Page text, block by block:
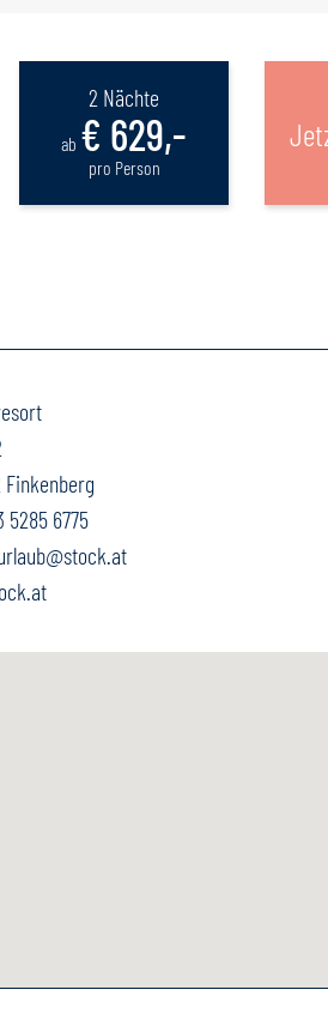
2 Nächte
ab € 629,-
pro Person
Finkenberg
5285 6775